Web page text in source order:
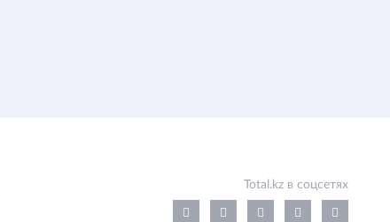
Total.kz в соцсетях